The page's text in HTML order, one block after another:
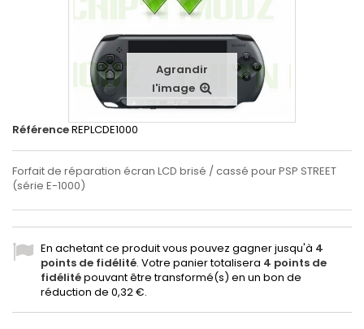
Agrandir
l'image
RéférenceREPLCDE1000
Forfait de réparation écran LCD brisé / cassé pour PSP STREET
(série E-1000)
En achetant ce produit vous pouvez gagner jusqu'à 4
points de fidélité. Votre panier totalisera 4 points de
fidélitépouvant être transformé(s) en un bon de
réduction de 0,32 €.